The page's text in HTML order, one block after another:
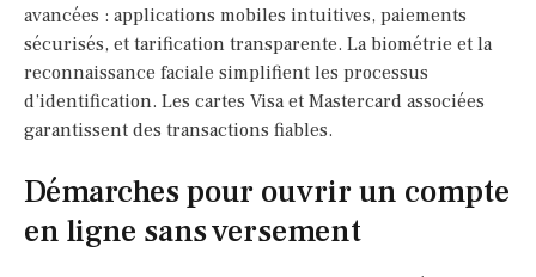
avancées : applications mobiles intuitives, paiements
sécurisés, et tarification transparente. La biométrie et la
reconnaissance faciale simplifient les processus
d’identification. Les cartes Visa et Mastercard associées
garantissent des transactions fiables.
Démarches pour ouvrir un compte
en ligne sans versement